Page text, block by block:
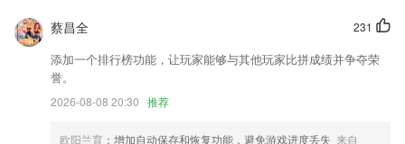
1,智能跟进了解报事报修进度，方便了解报事报修处理情况；
2,青医说教育经过5年考研陪读班的探索，2年执业医陪读班的学习，致力
于帮助广大考生答疑解惑，提高分数。
3,书友互动提供借书、私信、签到、等互动功能
化的学习计划。
231
蔡昌全
添加一个排行榜功能，让玩家能够与其他玩家比拼成绩并争夺荣
誉。
2026-08-08 20:30 推荐
欧阳兰育 ：增加自动保存和恢复功能，避免游戏进度丢失 来自